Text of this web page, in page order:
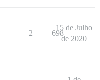
2 698
15 de Julho
de 2020